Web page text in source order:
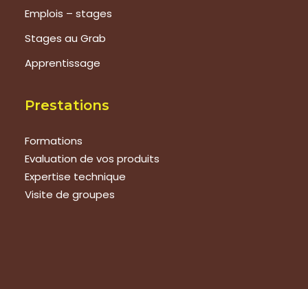
Emplois – stages
Stages au Grab
Apprentissage
Prestations
Formations
Evaluation de vos produits
Expertise technique
Visite de groupes